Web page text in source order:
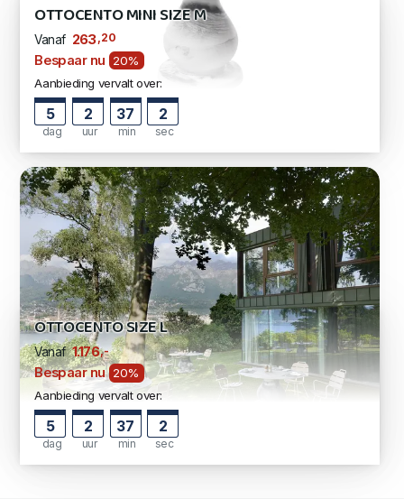
OTTOCENTO MINI SIZE M
Vanaf 263,20
Bespaar nu
20%
Aanbieding vervalt over:
5
dag
2
uur
37
min
1
sec
OTTOCENTO SIZE L
Vanaf 1.176,-
Bespaar nu 20%
Aanbieding vervalt over:
5
dag
2
uur
37
min
1
sec